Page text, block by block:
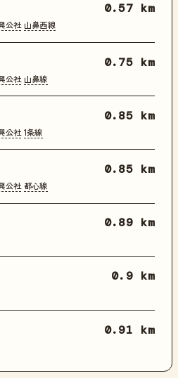
公社 山鼻西線
0.57 km
公社 山鼻線
0.75 km
公社 1条線
0.85 km
公社 都心線
0.85 km
0.89 km
0.9 km
0.91 km